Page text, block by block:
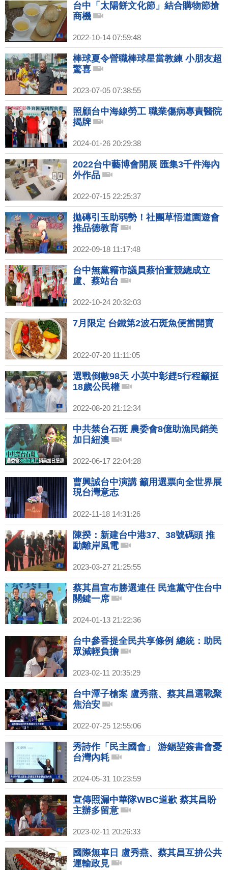
台中「太陽餅文化節」結合購物節搶
商機
2022-10-14 07:59:48
棒球夏令營職棒球星當教練 小朋友超
驚喜
2023-07-05 07:38:55
照顧台中海線勞工 職業傷病專責醫院
揭牌
2024-01-26 20:29:38
2022台中藝博會開展 匯集3千件海內
外作品
2022-07-15 22:25:37
拋磚引玉助弱勢！社團草悟道園遊會
推品德教育
2022-09-18 11:17:48
台中無黨籍市議員蔡怡萱競總成立
盧、蔡站台
2022-10-24 20:32:03
7月限定 台鐵第2波石斑魚便當開賣
2022-07-20 11:11:05
選戰倒數98天 小英中彰趕5行程籲挺
18歲公民權
2022-08-20 21:12:34
中共禁台石斑 農委會8億助漁民銷美
加日紐澳
2022-06-17 22:04:28
曹興誠台中演講 籲用選票向全世界展
現台灣意志
2022-11-18 14:31:26
陳揆：新建台中港37、38號碼頭 推
動離岸風電
2023-03-27 21:25:55
蔡其昌宣布勝選連任 民進黨守住台中
關鍵一席
2024-01-13 21:22:36
台中參香提全民共享條例 總統：助民
眾減輕負擔
2023-02-11 20:35:29
台中潭子槍案 盧秀燕、蔡其昌選戰聚
焦治安
2022-07-25 12:55:06
秀詩作「民主國會」 游錫堃簽書會憂
台灣內耗
2024-05-31 10:23:59
宣傳照漏中華隊WBC道歉 蔡其昌盼
主辦多留意
2023-02-11 20:26:33
國際無車日 盧秀燕、蔡其昌互拚公共
運輸政見